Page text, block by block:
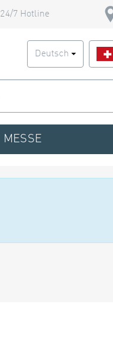
24/7 Hotline
Deutsch
MESSE